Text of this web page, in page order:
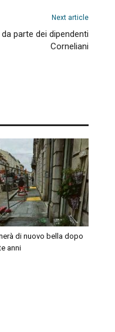
Next article
parte dei dipendenti
Corneliani
di nuovo bella dopo
anni